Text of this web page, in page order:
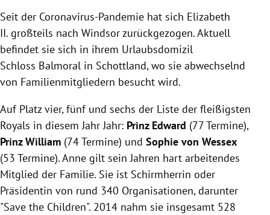
Seit der Coronavirus-Pandemie hat sich Elizabeth
II. großteils nach Windsor zurückgezogen. Aktuell
befindet sie sich in ihrem Urlaubsdomizil
Schloss Balmoral in Schottland, wo sie abwechselnd
von Familienmitgliedern besucht wird.
Auf Platz vier, fünf und sechs der Liste der fleißigsten
Royals in diesem Jahr Jahr: Prinz Edward (77 Termine),
Prinz William (74 Termine) und Sophie von Wessex
(53 Termine). Anne gilt sein Jahren hart arbeitendes
Mitglied der Familie. Sie ist Schirmherrin oder
Präsidentin von rund 340 Organisationen, darunter
"Save the Children". 2014 nahm sie insgesamt 528